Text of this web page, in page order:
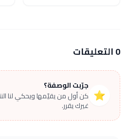
0 التعليقات
⭐
جرّبت الوصفة؟
كن أول من يقيّمها ويحكي لنا
غيرك يقرر.